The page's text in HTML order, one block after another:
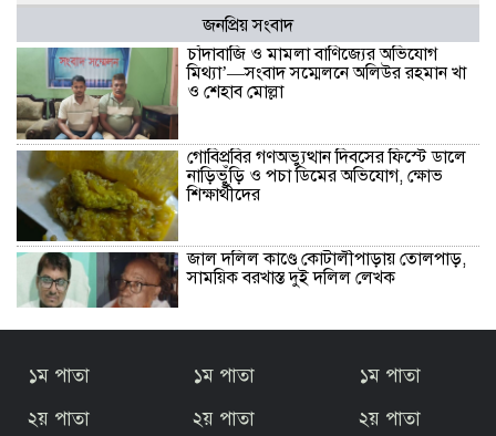
জনপ্রিয় সংবাদ
চাঁদাবাজি ও মামলা বাণিজ্যের অভিযোগ
মিথ্যা’—সংবাদ সম্মেলনে অলিউর রহমান খা
ও শেহাব মোল্লা
গোবিপ্রবির গণঅভ্যুত্থান দিবসের ফিস্টে ডালে
নাড়িভুঁড়ি ও পচা ডিমের অভিযোগ, ক্ষোভ
শিক্ষার্থীদের
জাল দলিল কাণ্ডে কোটালীপাড়ায় তোলপাড়,
সাময়িক বরখাস্ত দুই দলিল লেখক
পালিত
১ম পাতা
২য় পাতা
১ম পাতা
২য় পাতা
১ম পাতা
২য় পাতা